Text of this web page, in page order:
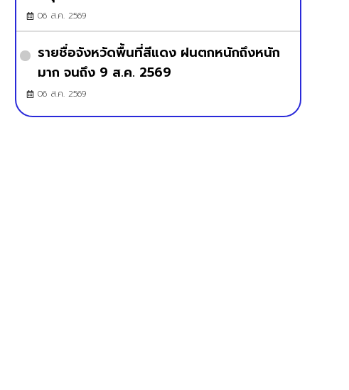
06 ส.ค. 2569
รายชื่อจังหวัดพื้นที่สีแดง ฝนตกหนักถึงหนัก
มาก จนถึง 9 ส.ค. 2569
06 ส.ค. 2569